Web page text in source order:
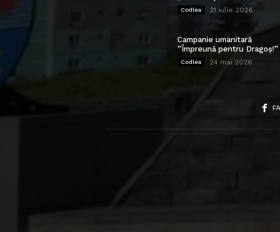
Codlea 31 iulie 2026
Campanie umanitară
”Împreună pentru Dragoș!”
Codlea 24 mai 2026